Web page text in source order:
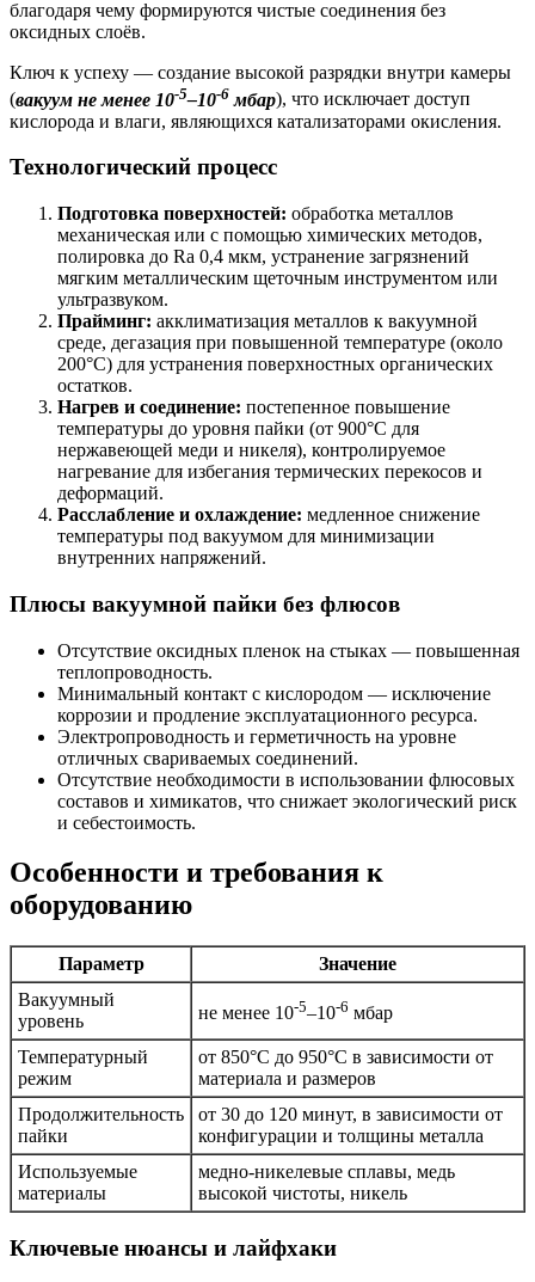
благодаря чему формируются чистые соединения без
оксидных слоёв.
Ключ к успеху — создание высокой разрядки внутри камеры
(вакуум не менее 10-5–10-6 мбар), что исключает доступ
кислорода и влаги, являющихся катализаторами окисления.
Технологический процесс
Подготовка поверхностей: обработка металлов
механическая или с помощью химических методов,
полировка до Ra 0,4 мкм, устранение загрязнений
мягким металлическим щеточным инструментом или
ультразвуком.
Прайминг: акклиматизация металлов к вакуумной
среде, дегазация при повышенной температуре (около
200°C) для устранения поверхностных органических
остатков.
Нагрев и соединение: постепенное повышение
температуры до уровня пайки (от 900°C для
нержавеющей меди и никеля), контролируемое
нагревание для избегания термических перекосов и
деформаций.
Расслабление и охлаждение: медленное снижение
температуры под вакуумом для минимизации
внутренних напряжений.
Плюсы вакуумной пайки без флюсов
Отсутствие оксидных пленок на стыках — повышенная
теплопроводность.
Минимальный контакт с кислородом — исключение
коррозии и продление эксплуатационного ресурса.
Электропроводность и герметичность на уровне
отличных свариваемых соединений.
Отсутствие необходимости в использовании флюсовых
составов и химикатов, что снижает экологический риск
и себестоимость.
Особенности и требования к
оборудованию
Параметр
Значение
Вакуумный
уровень
не менее 10-5–10-6 мбар
Температурный
режим
от 850°C до 950°C в зависимости от
материала и размеров
Продолжительность
пайки
от 30 до 120 минут, в зависимости от
конфигурации и толщины металла
Используемые
материалы
медно-никелевые сплавы, медь
высокой чистоты, никель
Ключевые нюансы и лайфхаки